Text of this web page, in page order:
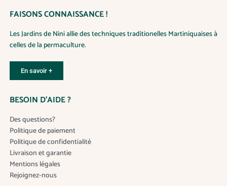
FAISONS CONNAISSANCE !
Les Jardins de Nini allie des techniques traditionelles Martiniquaises à
celles de la permaculture.
En savoir +
BESOIN D’AIDE ?
Des questions?
Politique de paiement
Politique de confidentialité
Livraison et garantie
Mentions légales
Rejoignez-nous